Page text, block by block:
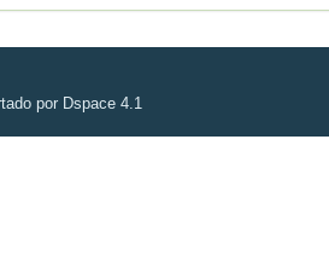
por Dspace 4.1